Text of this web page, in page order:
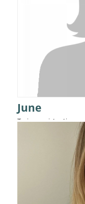
June
Trainerassistentin